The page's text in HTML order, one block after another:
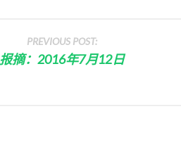
PREVIOUS POST:
报摘：2016年7月12日